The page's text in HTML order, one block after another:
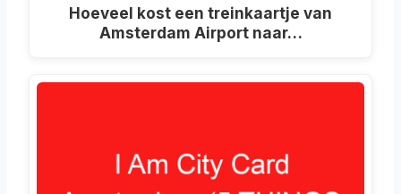
Hoeveel kost een treinkaartje van
Amsterdam Airport naar…